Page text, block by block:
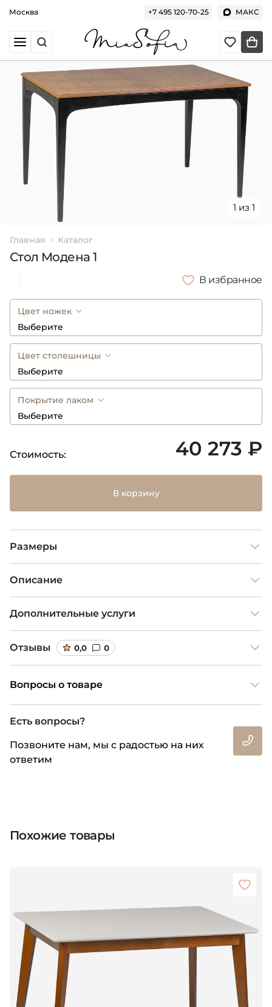
Москва +7 495 120-70-25 МАКС
1 из 1
Главная Каталог
Стол Модена 1
В избранное
Цвет ножек
Выберите
Цвет столешницы
Выберите
Покрытие лаком
Выберите
Стоимость: 40 273 ₽
В корзину
Размеры
Описание
Дополнительные услуги
Отзывы 0,0 0
Вопросы о товаре
Есть вопросы?
Позвоните нам, мы с радостью на них
ответим
Похожие товары